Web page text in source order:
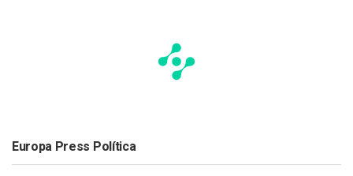
Europa Press Política